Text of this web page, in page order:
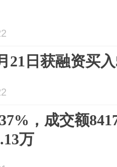
21日获融资买
，成交额
万